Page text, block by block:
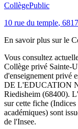
CollègePublic
10 rue du temple,
En savoir plus sur le
Vous consultez
Collège privé Sainte-
d'enseignement privé
DE L'EDUCATION
Riedisheim (68400).
sur cette fiche
académiques) sont
de l'Insee.